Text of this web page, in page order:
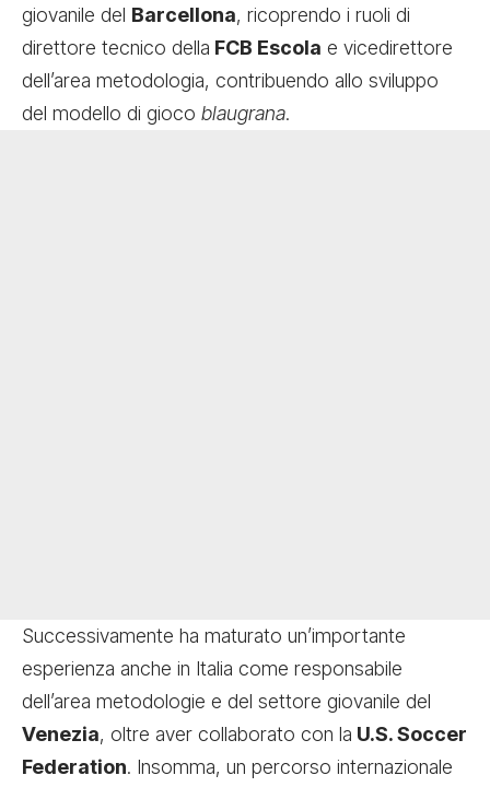
giovanile del Barcellona, ricoprendo i ruoli di
direttore tecnico della FCB Escola e vicedirettore
dell’area metodologia, contribuendo allo sviluppo
del modello di gioco blaugrana.
Successivamente ha maturato un’importante
esperienza anche in Italia come responsabile
dell’area metodologie e del settore giovanile del
Venezia, oltre aver collaborato con la U.S. Soccer
Federation. Insomma, un percorso internazionale